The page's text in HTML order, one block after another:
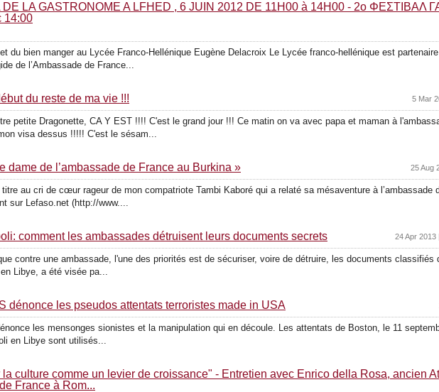
DE LA GASTRONOME A LFHED , 6 JUIN 2012 DE 11H00 à 14H00 - 2ο
14:00
du bien manger au Lycée Franco-Hellénique Eugène Delacroix Le Lycée franco-hellénique est
de l’Ambassade de France...
du reste de ma vie !!! 5 Mar
petite Dragonette, CA Y EST !!!! C'est le grand jour !!! Ce matin on va avec papa et maman à
visa dessus !!!!! C'est le sésam...
dame de l’ambassade de France au Burkina » 25 Aug
titre au cri de cœur rageur de mon compatriote Tambi Kaboré qui a relaté sa mésaventure à l’ambassade
sur Lefaso.net (http://www....
comment les ambassades détruisent leurs documents secrets 24 Apr 2013
contre une ambassade, l'une des priorités est de sécuriser, voire de détruire, les documents classifiés
Libye, a été visée pa...
dénonce les pseudos attentats terroristes made in USA
les mensonges sionistes et la manipulation qui en découle. Les attentats de Boston, le 11
en Libye sont utilisés...
la culture comme un levier de croissance" - Entretien avec Enrico della Rosa, ancien
France à Rom...